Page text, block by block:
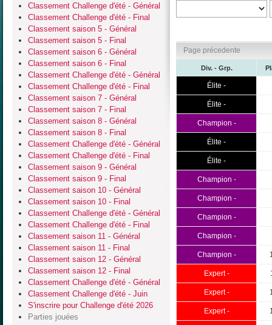
Classement Challenge d'été - Général
Classement Challenge d'été - Final
Classement saison 5 - Général
Classement saison 5 - Final
Classement saison 6 - Général
Classement saison 6 - Final
Classement Challenge d'été - Général
Classement Challenge d'été - Final
Classement saison 7 - Général
Classement saison 7 - Final
Classement saison 8 - Général
Classement saison 8 - Final
Classement Challenge d'été - Général
Classement Challenge d'été - Final
Classement saison 9 - Général
Classement saison 9 - Final
Classement saison 10 - Général
Classement saison 10 - Final
Classement Challenge d'été - Général
Classement Challenge d'été - Final
Classement saison 11 - Général
Classement saison 11 - Final
Classement saison 12 - Général
Classement saison 12 - Final
Classement Challenge d'été - Général
Classement Challenge d'été - Juin
S'inscrire pour Challenge d'été 2026
Parties jouées
Page précedente
Div. - Grp.
Élite -
Élite -
Champion -
Élite -
Élite -
Champion -
Champion -
Champion -
Champion -
Champion -
Expert -
Expert -
Expert -